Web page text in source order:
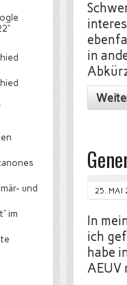
in
25. MAI
In
ich
habe
AEUV
und
im